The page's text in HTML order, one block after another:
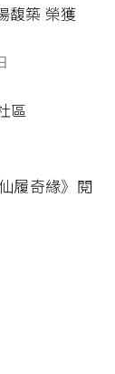
馥築 榮獲
區
履奇緣》閱